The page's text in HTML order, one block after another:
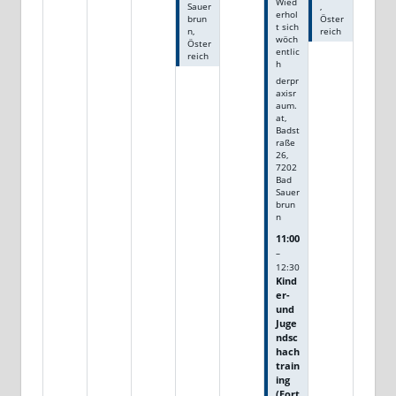
Sauer
brun
n,
Öster
reich
Wied
erhol
t sich
wöch
entlic
h
derpr
axisr
aum.
at,
Badst
raße
26,
7202
Bad
Sauer
brun
n
11:00
–
12:30
Kind
er-
und
Juge
ndsc
hach
train
ing
,
Öster
reich